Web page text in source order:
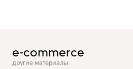
e-commerce
другие материалы